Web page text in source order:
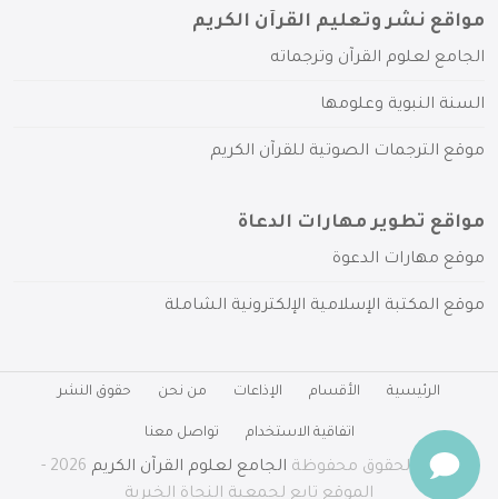
مواقع نشر وتعليم القرآن الكريم
الجامع لعلوم القرآن وترجماته
السنة النبوية وعلومها
موقع الترجمات الصوتية للقرآن الكريم
مواقع تطوير مهارات الدعاة
موقع مهارات الدعوة
موقع المكتبة الإسلامية الإلكترونية الشاملة
الرئيسية الأقسام الإذاعات من نحن حقوق النشر
اتفاقية الاستخدام تواصل معنا
جميع الحقوق محفوظة الجامع لعلوم القرآن الكريم
2026 -
الموقع تابع لجمعية النجاة الخيرية